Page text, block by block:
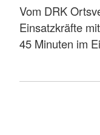
Vom DRK
Einsatzkräfte
45 Minuten im